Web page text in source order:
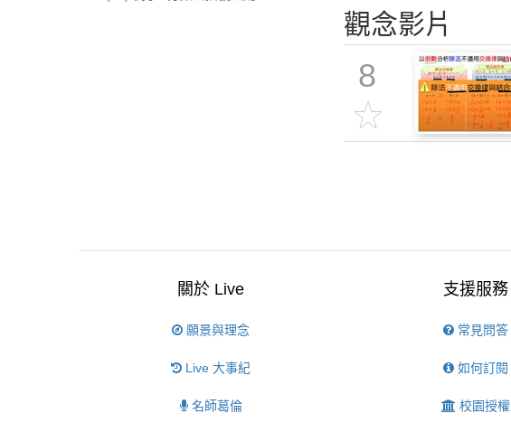
觀念影片
8
關於 Live
願景與理念
Live 大事紀
名師葛倫
支援服務
常見問答
如何訂閱
校園授權